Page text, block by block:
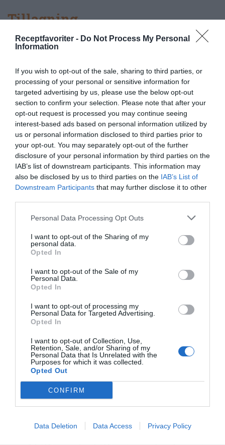
Receptfavoriter - Do Not Process My Personal
Information
If you wish to opt-out of the sale, sharing to third parties, or
processing of your personal or sensitive information for
targeted advertising by us, please use the below opt-out
section to confirm your selection. Please note that after your
opt-out request is processed you may continue seeing
interest-based ads based on personal information utilized by
us or personal information disclosed to third parties prior to
your opt-out. You may separately opt-out of the further
disclosure of your personal information by third parties on the
IAB’s list of downstream participants. This information may
also be disclosed by us to third parties on the IAB’s List of
Downstream Participants that may further disclose it to other
Personal Data Processing Opt Outs
I want to opt-out of the Sharing of my
personal data.
Opted In
I want to opt-out of the Sale of my
Personal Data.
Opted In
I want to opt-out of processing my
Personal Data for Targeted Advertising.
Opted In
I want to opt-out of Collection, Use,
Retention, Sale, and/or Sharing of my
Personal Data that Is Unrelated with the
Purposes for which it was collected.
Opted Out
CONFIRM
Data Deletion Data Access Privacy Policy
Tillagning
Att ha i potatis är gott men valfritt. Skala och
mjuk under lock i 15 minuter. Låt svalna. Mosa
ihop potatisen.
Smält smör i en kastrull.
Ta av från värmen och tillsätt mjölken. Låt
svalna till fingervarmt.
Smula ner jästen i en stor bakbunke.
Tillsätt resten av smör- och mjölkblandningen,
salt, ägg, baksirap och 10 dl vetemjöl samt
Rör ihop till en deg och tillsätt de sista två dl
vetemjöl mot slutet till en deg som precis
lossnar från degbunkens kanter.
Knåda degen i 10 minuter för hand eller 7
minuter i maskin.
Sätt övertäckt att jäsa till dubbel storlek i ca 1,5
timmar.
hastigt och dela den i 20 delar. Förslagsvis först